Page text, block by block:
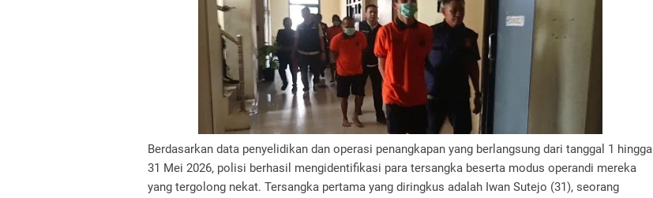
Berdasarkan data penyelidikan dan operasi penangkapan yang berlangsung dari tanggal 1 hingga
31 Mei 2026, polisi berhasil mengidentifikasi para tersangka beserta modus operandi mereka
yang tergolong nekat. Tersangka pertama yang diringkus adalah Iwan Sutejo (31), seorang